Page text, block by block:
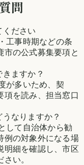
問
ください
工事時期などの条
市の公式募集要項と
ますか？
が多いため、契
項を読み、担当窓口
なりますか？
して自治体から勧
例の対象外になる場
明細を確認し、市区
い。